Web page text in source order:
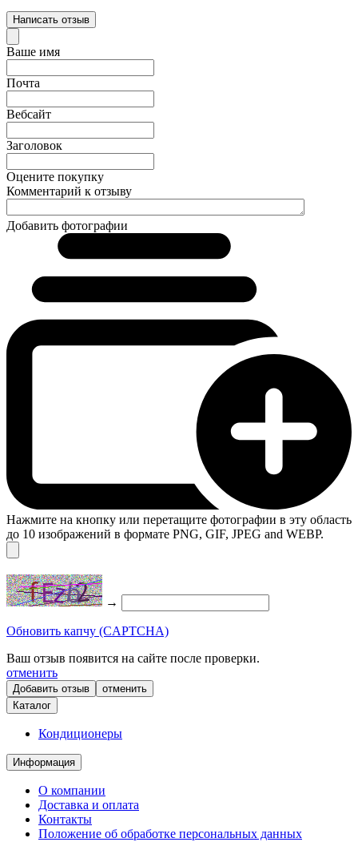
Написать отзыв
Ваше имя
Почта
Вебсайт
Заголовок
Оцените покупку
Комментарий к отзыву
Добавить фотографии
Нажмите на кнопку или перетащите фотографии в эту область
до 10 изображений в формате PNG, GIF, JPEG and WEBP.
→
Обновить капчу (CAPTCHA)
Ваш отзыв появится на сайте после проверки.
отменить
отменить
Каталог
Кондиционеры
Информация
О компании
Доставка и оплата
Контакты
Положение об обработке персональных данных